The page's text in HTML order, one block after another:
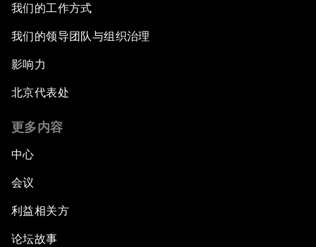
我们的工作方式
我们的领导团队与组织治理
影响力
北京代表处
更多内容
中心
会议
利益相关方
论坛故事